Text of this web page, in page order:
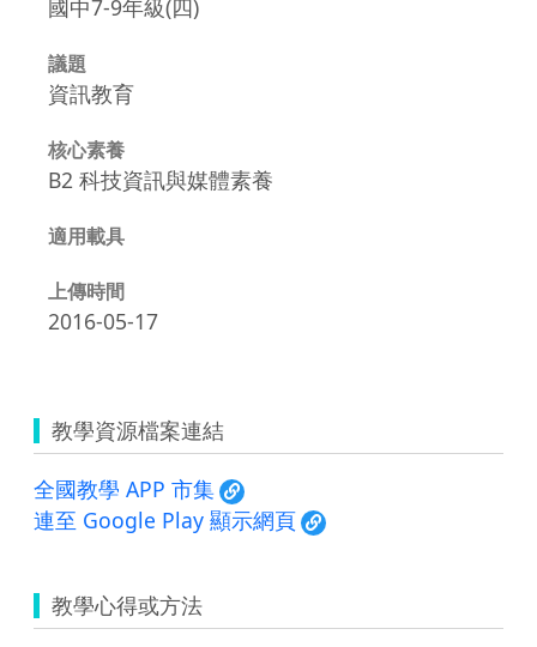
國中7-9年級(四)
議題
資訊教育
核心素養
B2 科技資訊與媒體素養
適用載具
上傳時間
2016-05-17
教學資源檔案連結
全國教學 APP 市集
連至 Google Play 顯示網頁
教學心得或方法